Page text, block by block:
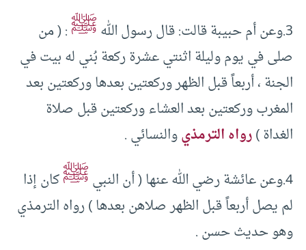
3.وعن أم حبيبة قالت: قال رسول الله
ﷺ: ( من
صلى في يوم وليلة اثنتي عشرة ركعة بُني له بيت في
الجنة ، أربعاً قبل الظهر وركعتين بعدها وركعتين بعد
المغرب وركعتين بعد العشاء وركعتين قبل صلاة
الغداة )رواه الترمذيوالنسائي .
4.وعن عائشة رضي الله عنها ( أن النبي
ﷺكان إذا
لم يصل أربعاً قبل الظهر صلاهن بعدها ) رواه الترمذي
وهو حديث حسن .